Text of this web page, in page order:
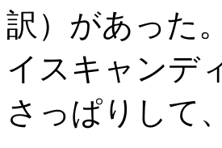
訳）があった
イスキャンデ
さっぱりして